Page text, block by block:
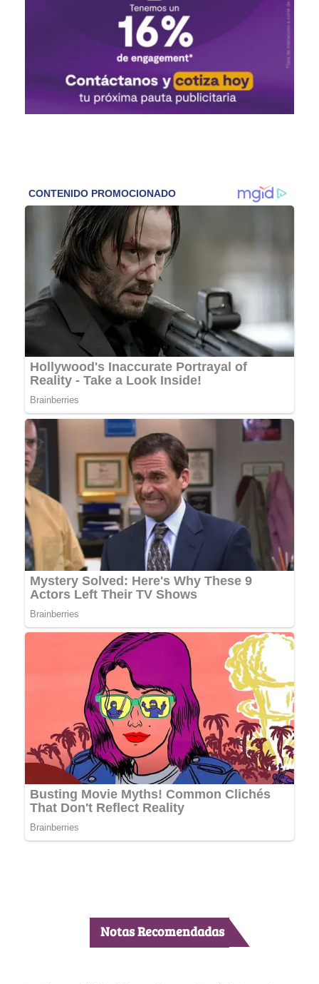
Notas Recomendadas